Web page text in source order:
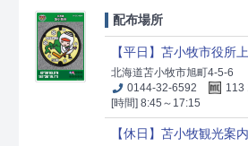
配布場所
【平日】苫小牧市役所
北海道苫小牧市旭町4-5-6
0144-32-6592
113
[時間] 8:45～17:15
【休日】苫小牧観光案